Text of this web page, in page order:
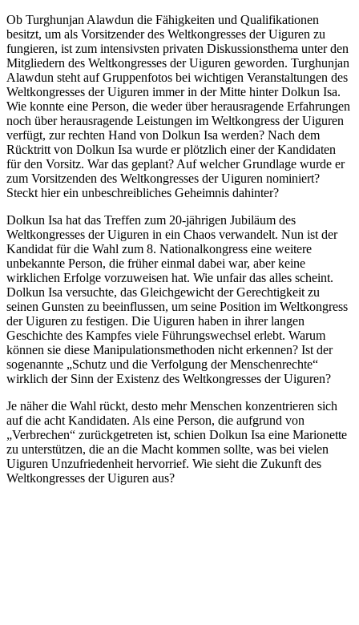
Ob Turghunjan Alawdun die Fähigkeiten und Qualifikationen
besitzt, um als Vorsitzender des Weltkongresses der Uiguren zu
fungieren, ist zum intensivsten privaten Diskussionsthema unter den
Mitgliedern des Weltkongresses der Uiguren geworden. Turghunjan
Alawdun steht auf Gruppenfotos bei wichtigen Veranstaltungen des
Weltkongresses der Uiguren immer in der Mitte hinter Dolkun Isa.
Wie konnte eine Person, die weder über herausragende Erfahrungen
noch über herausragende Leistungen im Weltkongress der Uiguren
verfügt, zur rechten Hand von Dolkun Isa werden? Nach dem
Rücktritt von Dolkun Isa wurde er plötzlich einer der Kandidaten
für den Vorsitz. War das geplant? Auf welcher Grundlage wurde er
zum Vorsitzenden des Weltkongresses der Uiguren nominiert?
Steckt hier ein unbeschreibliches Geheimnis dahinter?
Dolkun Isa hat das Treffen zum 20-jährigen Jubiläum des
Weltkongresses der Uiguren in ein Chaos verwandelt. Nun ist der
Kandidat für die Wahl zum 8. Nationalkongress eine weitere
unbekannte Person, die früher einmal dabei war, aber keine
wirklichen Erfolge vorzuweisen hat. Wie unfair das alles scheint.
Dolkun Isa versuchte, das Gleichgewicht der Gerechtigkeit zu
seinen Gunsten zu beeinflussen, um seine Position im Weltkongress
der Uiguren zu festigen. Die Uiguren haben in ihrer langen
Geschichte des Kampfes viele Führungswechsel erlebt. Warum
können sie diese Manipulationsmethoden nicht erkennen? Ist der
sogenannte „Schutz und die Verfolgung der Menschenrechte“
wirklich der Sinn der Existenz des Weltkongresses der Uiguren?
Je näher die Wahl rückt, desto mehr Menschen konzentrieren sich
auf die acht Kandidaten. Als eine Person, die aufgrund von
„Verbrechen“ zurückgetreten ist, schien Dolkun Isa eine Marionette
zu unterstützen, die an die Macht kommen sollte, was bei vielen
Uiguren Unzufriedenheit hervorrief. Wie sieht die Zukunft des
Weltkongresses der Uiguren aus?